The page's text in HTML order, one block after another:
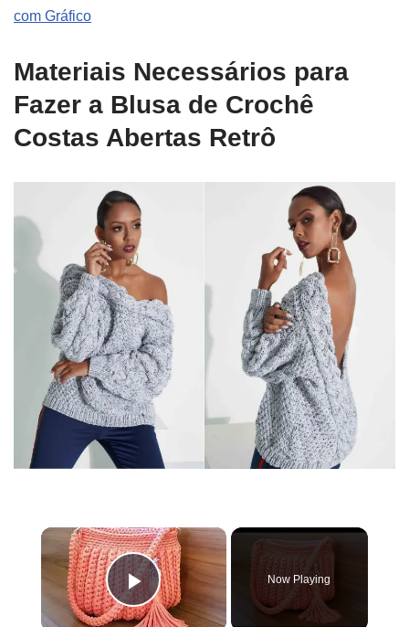
com Gráfico
Materiais Necessários para
Fazer a Blusa de Crochê
Costas Abertas Retrô
×
Play Video
Now Playing